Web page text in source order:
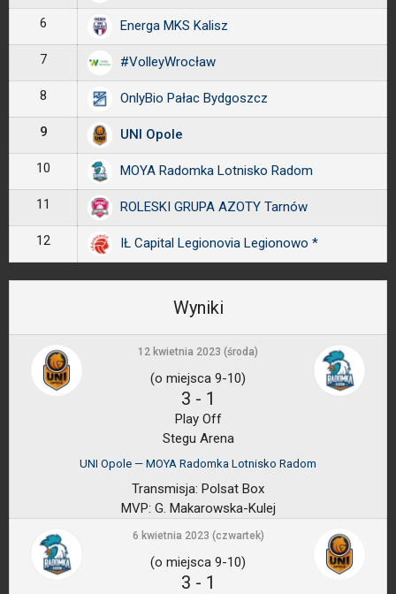
6 Energa MKS Kalisz
7 #VolleyWrocław
8 OnlyBio Pałac Bydgoszcz
9 UNI Opole
10 MOYA Radomka Lotnisko Radom
11 ROLESKI GRUPA AZOTY Tarnów
12 IŁ Capital Legionovia Legionowo *
Wyniki
12 kwietnia 2023 (środa)
(o miejsca 9-10)
3 - 1
Play Off
Stegu Arena
UNI Opole — MOYA Radomka Lotnisko Radom
Transmisja: Polsat Box
MVP: G. Makarowska-Kulej
6 kwietnia 2023 (czwartek)
(o miejsca 9-10)
3 - 1